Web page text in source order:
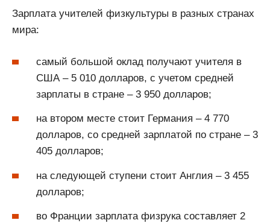
Зарплата учителей физкультуры в разных странах
мира:
самый большой оклад получают учителя в
США – 5 010 долларов, с учетом средней
зарплаты в стране – 3 950 долларов;
на втором месте стоит Германия – 4 770
долларов, со средней зарплатой по стране – 3
405 долларов;
на следующей ступени стоит Англия – 3 455
долларов;
во Франции зарплата физрука составляет 2